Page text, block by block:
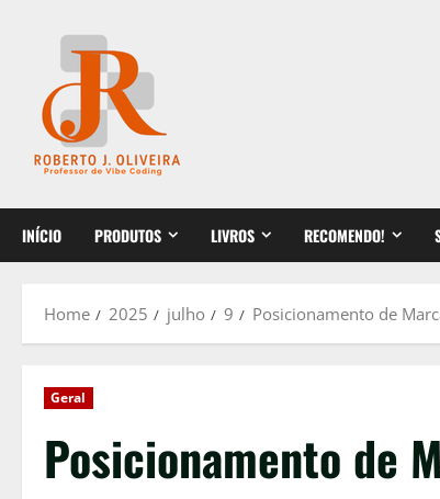
content
INÍCIO PRODUTOS LIVROS RECOMENDO!
Home 2025 julho 9 Posicionamento de
Geral
Posicionamento de